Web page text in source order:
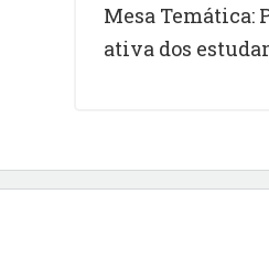
Mesa Temática:
ativa dos